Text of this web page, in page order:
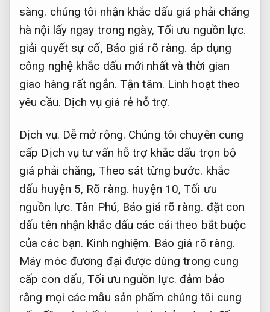
sàng. chúng tôi nhận khắc dấu giá phải chăng
hà nội lấy ngay trong ngày, Tối ưu nguồn lực.
giải quyết sự cố, Báo giá rõ ràng. áp dụng
công nghệ khắc dấu mới nhất và thời gian
giao hàng rất ngắn. Tận tâm. Linh hoạt theo
yêu cầu. Dịch vụ giá rẻ hỗ trợ.
Dịch vụ. Dễ mở rộng. Chúng tôi chuyên cung
cấp Dịch vụ tư vấn hỗ trợ khắc dấu trọn bộ
giá phải chăng, Theo sát từng bước. khắc
dấu huyện 5, Rõ ràng. huyện 10,Tối ưu
nguồn lực. Tân Phú, Báo giá rõ ràng. đặt con
dấu tên nhận khắc dấu các cái theo bắt buộc
của các bạn. Kinh nghiệm. Báo giá rõ ràng.
Máy móc đương đại được dùng trong cung
cấp con dấu,Tối ưu nguồn lực. đảm bảo
rằng mọi các mẫu sản phẩm chúng tôi cung